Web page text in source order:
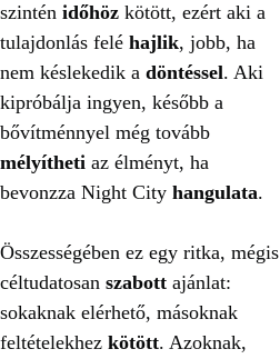
szintén időhöz kötött, ezért aki a
tulajdonlás felé hajlik, jobb, ha
nem késlekedik a döntéssel. Aki
kipróbálja ingyen, később a
bővítménnyel még tovább
mélyítheti az élményt, ha
bevonzza Night City hangulata.
Összességében ez egy ritka, mégis
céltudatosan szabott ajánlat:
sokaknak elérhető, másoknak
feltételekhez kötött. Azoknak,